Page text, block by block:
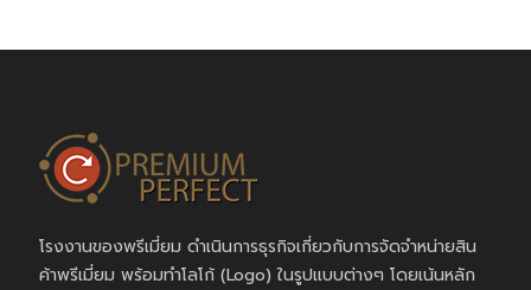
โรงงานของพรีเมี่ยม ดำเนินการธุรกิจเกี่ยวกับการจัดจำหน่ายสิน
ค้าพรีเมี่ยม พร้อมทำโลโก้ (Logo) ในรูปแบบต่างๆ โดยเน้นหลัก